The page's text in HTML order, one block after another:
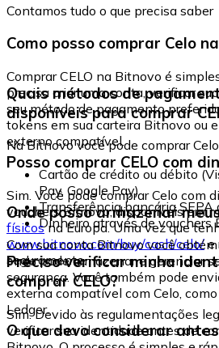
Contamos tudo o que precisa saber
Como posso comprar Celo
Comprar CELO na Bitnovo é
precisa criar uma conta, verificar
seu método de pagamento
tokens em sua carteira Bitnovo ou
externo compatível.
Quais métodos de
disponíveis para comprar
Na Bitnovo você pode comprar
Cartão de crédito ou débito
Pay, Google Pay)
Transferência bancária SEPA
Dinheiro através de vouchers
Posso comprar CELO com
Sim. Você pode comprar Celo com
vouchers Bitnovo, disponíveis em
físicosna Europa. Uma vez que
www.bitnovo.com/buy/cash/celo/e
seguramente.
Onde posso armazenar
Com sua conta Bitnovo você
onde pode armazenar e gerenciar
segurança. Você também pode
externa compatível com Celo,
Ledger.
Preciso verificar minha
comprar CELO?
Sim. Devido às regulamentações
verificar sua identidade antes de
O que devo considerar